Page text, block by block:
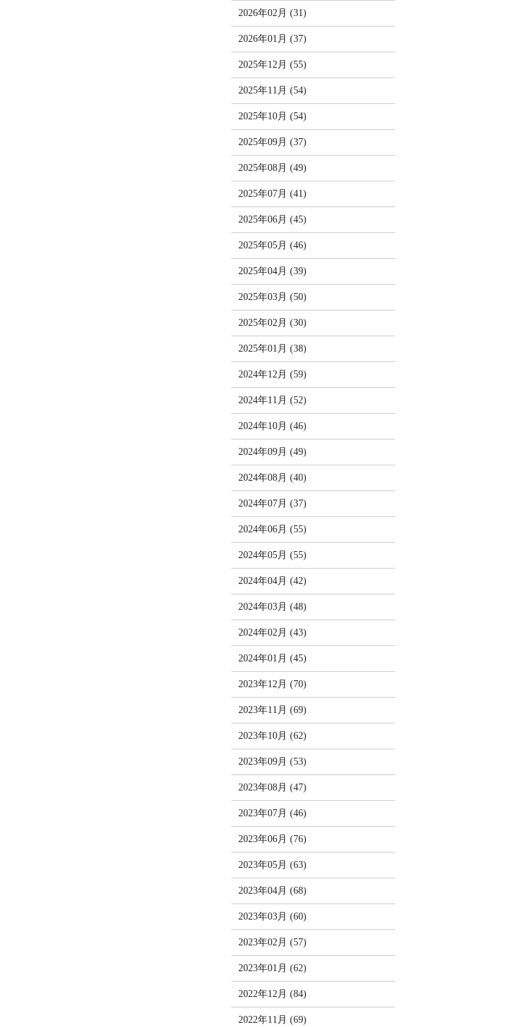
2026年02月 (31)
2026年01月 (37)
2025年12月 (55)
2025年11月 (54)
2025年10月 (54)
2025年09月 (37)
2025年08月 (49)
2025年07月 (41)
2025年06月 (45)
2025年05月 (46)
2025年04月 (39)
2025年03月 (50)
2025年02月 (30)
2025年01月 (38)
2024年12月 (59)
2024年11月 (52)
2024年10月 (46)
2024年09月 (49)
2024年08月 (40)
2024年07月 (37)
2024年06月 (55)
2024年05月 (55)
2024年04月 (42)
2024年03月 (48)
2024年02月 (43)
2024年01月 (45)
2023年12月 (70)
2023年11月 (69)
2023年10月 (62)
2023年09月 (53)
2023年08月 (47)
2023年07月 (46)
2023年06月 (76)
2023年05月 (63)
2023年04月 (68)
2023年03月 (60)
2023年02月 (57)
2023年01月 (62)
2022年12月 (84)
2022年11月 (69)